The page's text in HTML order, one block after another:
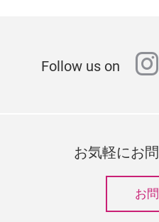
Follow us on
お気軽にお
お